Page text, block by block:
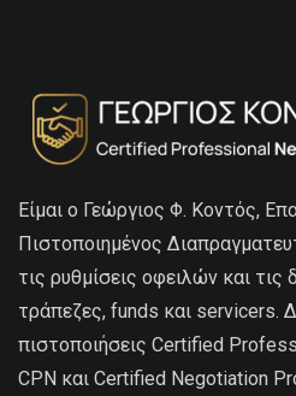
Είμαι ο Γεώργιος Φ. Κοντός,
Πιστοποιημένος
τις ρυθμίσεις οφειλών και τις
τράπεζες, funds και servicers.
πιστοποιήσεις Certified
CPN και Certified Negotiation